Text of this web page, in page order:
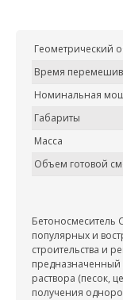
Геометрический
Время
Номинальная
Габариты
Масса
Объем готовой
Бетоносмеситель
популярных и
строительства и
предназначенный
раствора (песок,
получения